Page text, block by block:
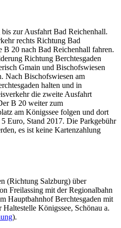
zur Ausfahrt Bad Reichenhall.
rechts Richtung Bad
B 20 nach Bad Reichenhall fahren.
Richtung Berchtesgaden
Gmain und Bischofswiesen
Nach Bischofswiesen am
halten und in
die zweite Ausfahrt
B 20 weiter zum
am Königssee folgen und dort
Euro, Stand 2017. Die Parkgebühr
es ist keine Kartenzahlung
(Richtung Salzburg) über
Freilassing mit der Regionalbahn
Hauptbahnhof Berchtesgaden mit
Königssee, Schönau a.
).